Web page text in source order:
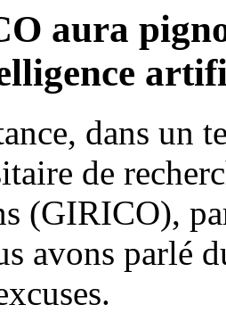
aura
dans un
de
(GIRICO),
avons parlé